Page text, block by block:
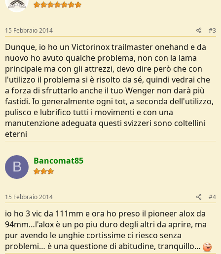
15 Febbraio 2014 #3
Dunque, io ho un Victorinox trailmaster onehand e da
nuovo ho avuto qualche problema, non con la lama
principale ma con gli attrezzi, devo dire però che con
l'utilizzo il problema si è risolto da sé, quindi vedrai che
a forza di sfruttarlo anche il tuo Wenger non darà più
fastidi. Io generalmente ogni tot, a seconda dell'utilizzo,
pulisco e lubrifico tutti i movimenti e con una
manutenzione adeguata questi svizzeri sono coltellini
eterni
B Bancomat85
15 Febbraio 2014 #4
io ho 3 vic da 111mm e ora ho preso il pioneer alox da
94mm…l'alox è un po piu duro degli altri da aprire, ma
pur avendo le unghie cortissime ci riesco senza
problemi… è una questione di abitudine, tranquillo…